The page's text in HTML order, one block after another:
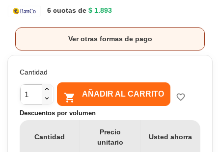
6 cuotas de $ 1.893
Ver otras formas de pago
Cantidad
 AÑADIR AL CARRITO favorite_border
Descuentos por volumen
Cantidad
Precio
unitario
Usted ahorra